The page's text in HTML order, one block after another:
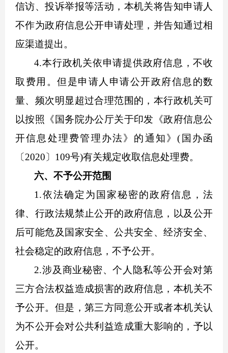
信访、投诉举报等活动，本机关将告知申请人
不作为政府信息公开申请处理，并告知通过相
应渠道提出。
4.本行政机关依申请提供政府信息，不收
取费用。但是申请人申请公开政府信息的数
量、频次明显超过合理范围的，本行政机关可
以按照《国务院办公厅关于印发《政府信息公
开信息处理费管理办法》的通知》(国办函
〔2020〕109号)有关规定收取信息处理费。
六、不予公开范围
1.依法确定为国家秘密的政府信息，法
律、行政法规禁止公开的政府信息，以及公开
后可能危及国家安全、公共安全、经济安全、
社会稳定的政府信息，不予公开。
2.涉及商业秘密、个人隐私等公开会对第
三方合法权益造成损害的政府信息，本机关不
予公开。但是，第三方同意公开或者本机关认
为不公开会对公共利益造成重大影响的，予以
公开。